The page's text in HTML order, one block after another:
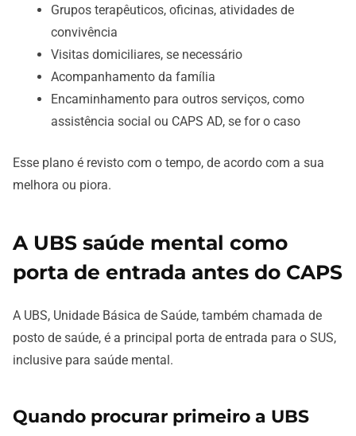
Grupos terapêuticos, oficinas, atividades de
convivência
Visitas domiciliares, se necessário
Acompanhamento da família
Encaminhamento para outros serviços, como
assistência social ou CAPS AD, se for o caso
Esse plano é revisto com o tempo, de acordo com a sua
melhora ou piora.
A UBS saúde mental como
porta de entrada antes do CAPS
A UBS, Unidade Básica de Saúde, também chamada de
posto de saúde, é a principal porta de entrada para o SUS,
inclusive para saúde mental.
Quando procurar primeiro a UBS